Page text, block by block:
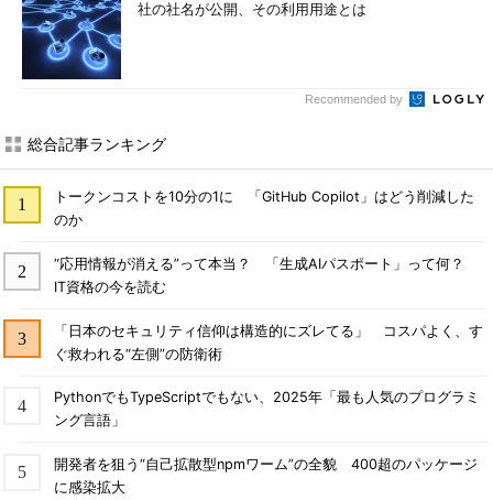
社の社名が公開、その利用用途とは
Recommended by
総合記事ランキング
トークンコストを10分の1に 「GitHub Copilot」はどう削減した
のか
“応用情報が消える”って本当？ 「生成AIパスポート」って何？
IT資格の今を読む
「日本のセキュリティ信仰は構造的にズレてる」 コスパよく、す
ぐ救われる“左側”の防衛術
PythonでもTypeScriptでもない、2025年「最も人気のプログラミ
ング言語」
開発者を狙う“自己拡散型npmワーム”の全貌 400超のパッケージ
に感染拡大